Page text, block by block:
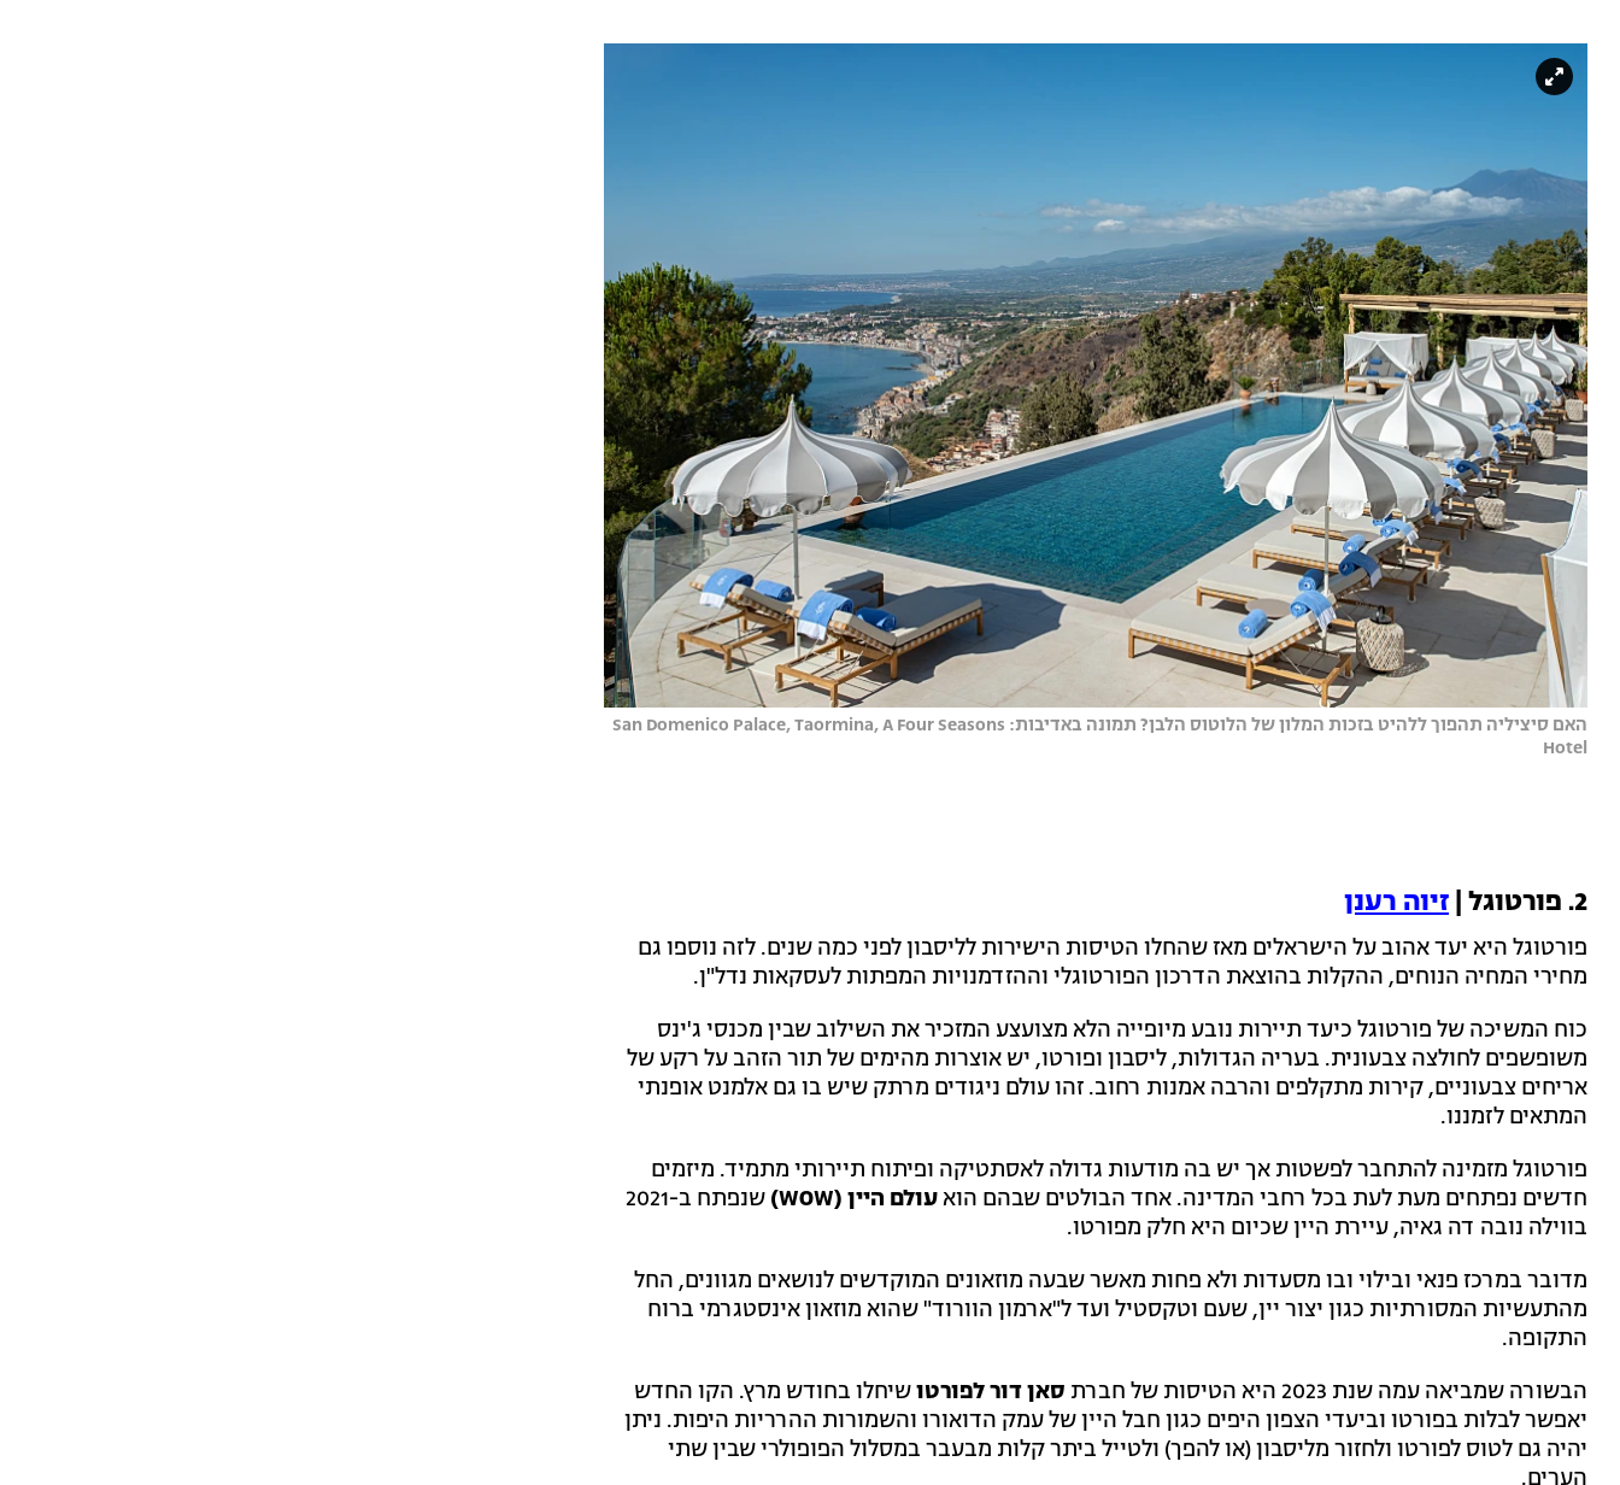
האם סיציליה תהפוך ללהיט בזכות המלון של הלוטוס הלבן? תמונה באדיבות: San Domenico Palace, Taormina, A Four Seasons
Hotel
2. פורטוגל | זיוה רענן
פורטוגל היא יעד אהוב על הישראלים מאז שהחלו הטיסות הישירות לליסבון לפני כמה שנים. לזה נוספו גם
מחירי המחיה הנוחים, ההקלות בהוצאת הדרכון הפורטוגלי וההזדמנויות המפתות לעסקאות נדל"ן.
כוח המשיכה של פורטוגל כיעד תיירות נובע מיופייה הלא מצועצע המזכיר את השילוב שבין מכנסי ג'ינס
משופשפים לחולצה צבעונית. בעריה הגדולות, ליסבון ופורטו, יש אוצרות מהימים של תור הזהב על רקע של
אריחים צבעוניים, קירות מתקלפים והרבה אמנות רחוב. זהו עולם ניגודים מרתק שיש בו גם אלמנט אופנתי
המתאים לזמננו.
פורטוגל מזמינה להתחבר לפשטות אך יש בה מודעות גדולה לאסתטיקה ופיתוח תיירותי מתמיד. מיזמים
חדשים נפתחים מעת לעת בכל רחבי המדינה. אחד הבולטים שבהם הואעולם היין (WOW)
שנפתח ב-2021
בווילה נובה דה גאיה, עיירת היין שכיום היא חלק מפורטו.
מדובר במרכז פנאי ובילוי ובו מסעדות ולא פחות מאשר שבעה מוזאונים המוקדשים לנושאים מגוונים, החל
מהתעשיות המסורתיות כגון יצור יין, שעם וטקסטיל ועד ל"ארמון הוורוד" שהוא מוזאון אינסטגרמי ברוח
התקופה.
הבשורה שמביאה עמה שנת 2023 היא הטיסות של חברת
סאן דור לפורטושיחלו בחודש מרץ. הקו החדש
יאפשר לבלות בפורטו וביעדי הצפון היפים כגון חבל היין של עמק הדואורו והשמורות ההרריות היפות. ניתן
יהיה גם לטוס לפורטו ולחזור מליסבון (או להפך) ולטייל ביתר קלות מבעבר במסלול הפופולרי שבין שתי